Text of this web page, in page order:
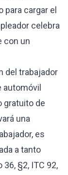
cargar el
celebra
con un
del trabajador
automóvil
gratuito de
una
es
a tanto
§2, ITC 92,